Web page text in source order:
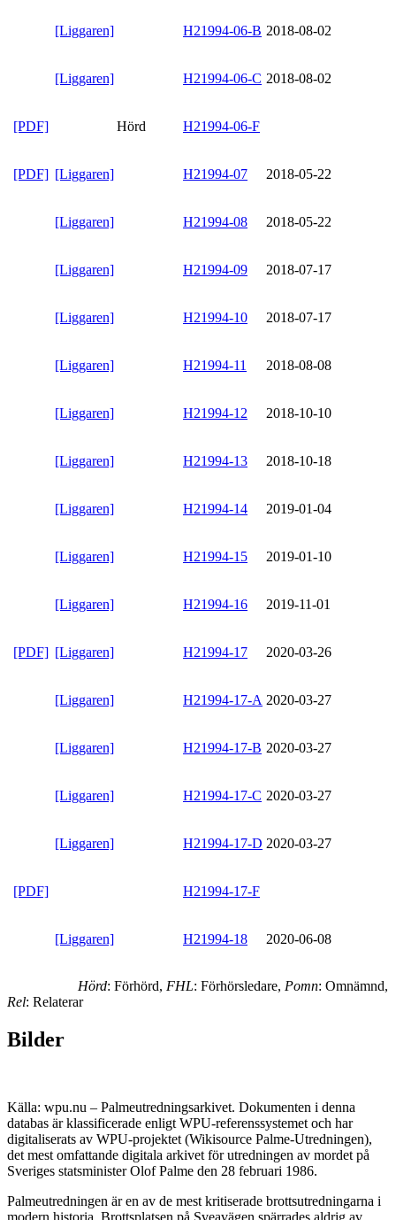
[Liggaren] H21994-06-B 2018-08-02
[Liggaren] H21994-06-C 2018-08-02
[PDF] Hörd H21994-06-F
[PDF] [Liggaren] H21994-07 2018-05-22
[Liggaren] H21994-08 2018-05-22
[Liggaren] H21994-09 2018-07-17
[Liggaren] H21994-10 2018-07-17
[Liggaren] H21994-11 2018-08-08
[Liggaren] H21994-12 2018-10-10
[Liggaren] H21994-13 2018-10-18
[Liggaren] H21994-14 2019-01-04
[Liggaren] H21994-15 2019-01-10
[Liggaren] H21994-16 2019-11-01
[PDF] [Liggaren] H21994-17 2020-03-26
[Liggaren] H21994-17-A 2020-03-27
[Liggaren] H21994-17-B 2020-03-27
[Liggaren] H21994-17-C 2020-03-27
[Liggaren] H21994-17-D 2020-03-27
[PDF] H21994-17-F
[Liggaren] H21994-18 2020-06-08
Hörd: Förhörd, FHL: Förhörsledare, Pomn: Omnämnd,
Rel: Relaterar
Bilder
Källa: wpu.nu – Palmeutredningsarkivet. Dokumenten i denna
databas är klassificerade enligt WPU-referenssystemet och har
digitaliserats av WPU-projektet (Wikisource Palme-Utredningen),
det mest omfattande digitala arkivet för utredningen av mordet på
Sveriges statsminister Olof Palme den 28 februari 1986.
Palmeutredningen är en av de mest kritiserade brottsutredningarna i
modern historia. Brottsplatsen på Sveavägen spärrades aldrig av